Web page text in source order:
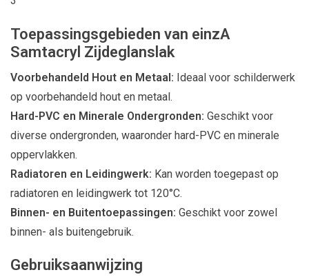
Toepassingsgebieden van einzA
Samtacryl Zijdeglanslak
Voorbehandeld Hout en Metaal: Ideaal voor schilderwerk
op voorbehandeld hout en metaal.
Hard-PVC en Minerale Ondergronden: Geschikt voor
diverse ondergronden, waaronder hard-PVC en minerale
oppervlakken.
Radiatoren en Leidingwerk: Kan worden toegepast op
radiatoren en leidingwerk tot 120°C.
Binnen- en Buitentoepassingen: Geschikt voor zowel
binnen- als buitengebruik.
Gebruiksaanwijzing